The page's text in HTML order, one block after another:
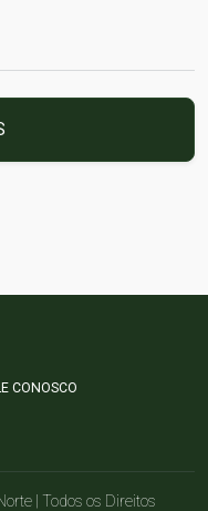
CONOSCO
| Todos os Direitos